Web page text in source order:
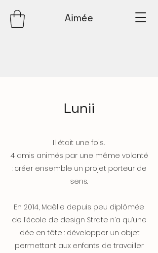
Aimée
Lunii
Il était une fois...
4 amis animés par une même volonté
: créer ensemble un projet porteur de
sens.
En 2014, Maëlle depuis peu diplômée
de l’école de design Strate n’a qu’une
idée en tête : développer un objet
permettant aux enfants de travailler